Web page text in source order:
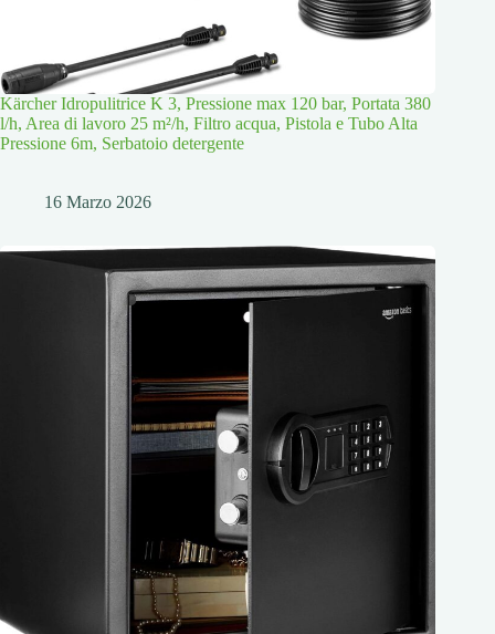
Kärcher Idropulitrice K 3, Pressione max 120 bar, Portata 380
l/h, Area di lavoro 25 m²/h, Filtro acqua, Pistola e Tubo Alta
Pressione 6m, Serbatoio detergente
16 Marzo 2026